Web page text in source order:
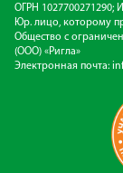
ОГРН 1027700271290;
Юр. лицо, которому
Общество с
(ООО) «Ригла»
Электронная почта: